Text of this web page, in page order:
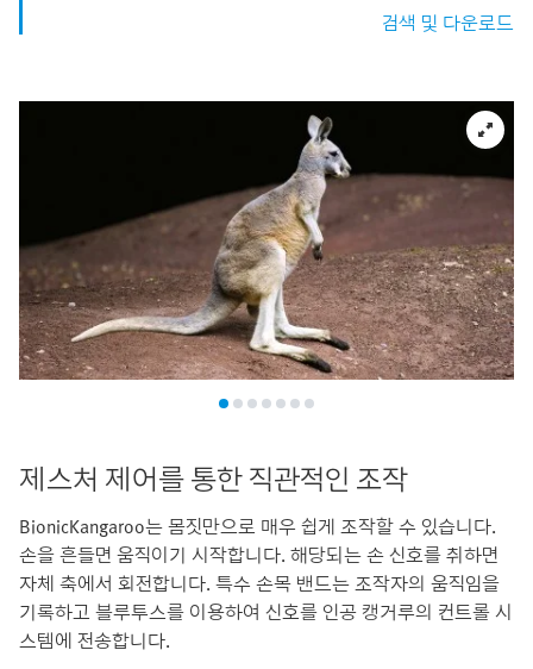
검색 및 다운로드
제스처 제어를 통한 직관적인 조작
BionicKangaroo는 몸짓만으로 매우 쉽게 조작할 수 있습니다.
손을 흔들면 움직이기 시작합니다. 해당되는 손 신호를 취하면
자체 축에서 회전합니다. 특수 손목 밴드는 조작자의 움직임을
기록하고 블루투스를 이용하여 신호를 인공 캥거루의 컨트롤 시
스템에 전송합니다.